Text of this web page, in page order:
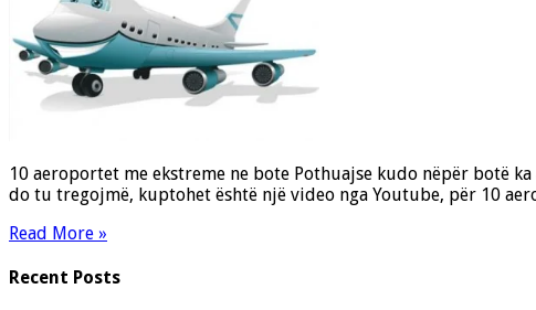
10 aeroportet me ekstreme ne bote Pothuajse kudo nëpër botë
do tu tregojmë, kuptohet është një video nga Youtube, për 10
Read More »
Recent Posts